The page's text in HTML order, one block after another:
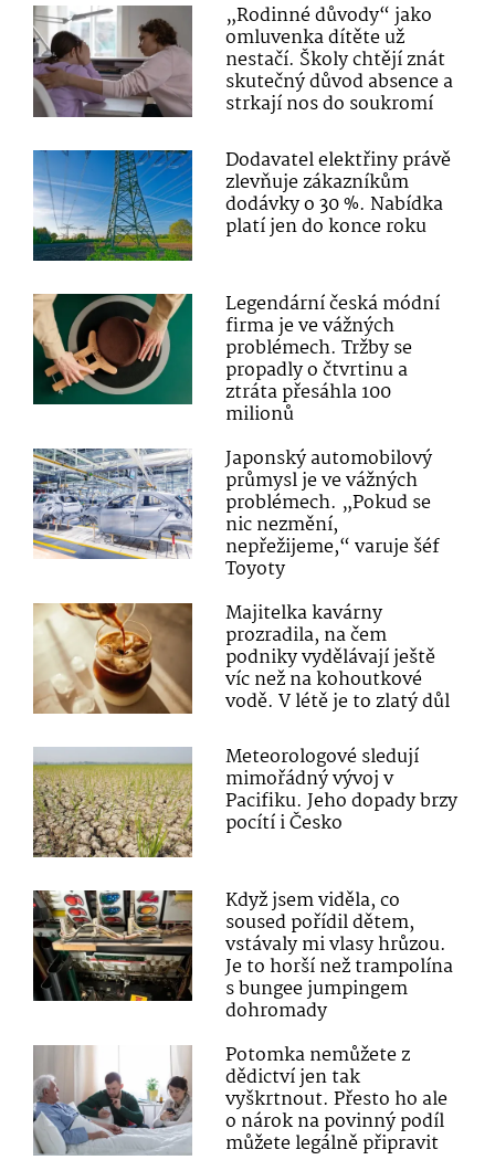
„Rodinné důvody“ jako
omluvenka dítěte už
nestačí. Školy chtějí znát
skutečný důvod absence a
strkají nos do soukromí
Dodavatel elektřiny právě
zlevňuje zákazníkům
dodávky o 30 %. Nabídka
platí jen do konce roku
Legendární česká módní
firma je ve vážných
problémech. Tržby se
propadly o čtvrtinu a
ztráta přesáhla 100
milionů
Japonský automobilový
průmysl je ve vážných
problémech. „Pokud se
nic nezmění,
nepřežijeme,“ varuje šéf
Toyoty
Majitelka kavárny
prozradila, na čem
podniky vydělávají ještě
víc než na kohoutkové
vodě. V létě je to zlatý důl
Meteorologové sledují
mimořádný vývoj v
Pacifiku. Jeho dopady brzy
pocítí i Česko
Když jsem viděla, co
soused pořídil dětem,
vstávaly mi vlasy hrůzou.
Je to horší než trampolína
s bungee jumpingem
dohromady
Potomka nemůžete z
dědictví jen tak
vyškrtnout. Přesto ho ale
o nárok na povinný podíl
můžete legálně připravit